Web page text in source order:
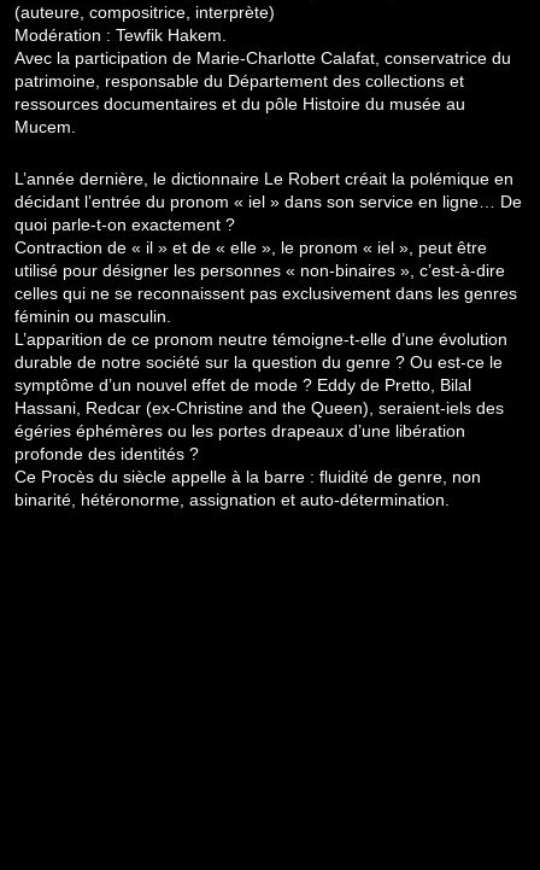
(auteure, compositrice, interprète)
Modération : Tewfik Hakem.
Avec la participation de Marie-Charlotte Calafat, conservatrice du
patrimoine, responsable du Département des collections et
ressources documentaires et du pôle Histoire du musée au
Mucem.
L’année dernière, le dictionnaire Le Robert créait la polémique en
décidant l’entrée du pronom « iel » dans son service en ligne… De
quoi parle-t-on exactement ?
Contraction de « il » et de « elle », le pronom « iel », peut être
utilisé pour désigner les personnes « non-binaires », c’est-à-dire
celles qui ne se reconnaissent pas exclusivement dans les genres
féminin ou masculin.
L’apparition de ce pronom neutre témoigne-t-elle d’une évolution
durable de notre société sur la question du genre ? Ou est-ce le
symptôme d’un nouvel effet de mode ? Eddy de Pretto, Bilal
Hassani, Redcar (ex-Christine and the Queen), seraient-iels des
égéries éphémères ou les portes drapeaux d’une libération
profonde des identités ?
Ce Procès du siècle appelle à la barre : fluidité de genre, non
binarité, hétéronorme, assignation et auto-détermination.